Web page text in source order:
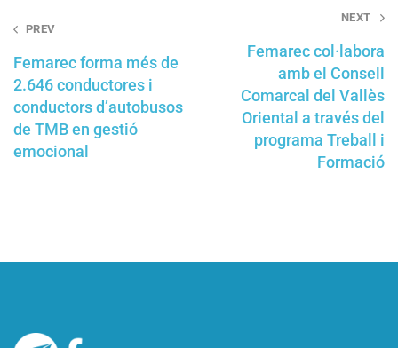
navigation
PREV
Femarec forma més de
2.646 conductores i
conductors d’autobusos
de TMB en gestió
emocional
NEXT
Femarec col·labora
amb el Consell
Comarcal del Vallès
Oriental a través del
programa Treball i
Formació